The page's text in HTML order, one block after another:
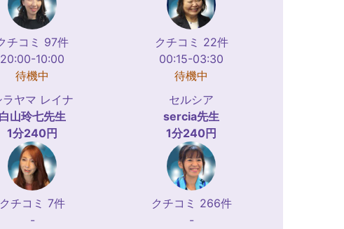
チコミ 97件
20:00-10:00
待機中
クチコミ 22件
00:15-03:30
待機中
ラヤマ レイナ
白山玲七先生
1分240円
クチコミ 7件
-
セルシア
sercia先生
1分240円
クチコミ 266件
-